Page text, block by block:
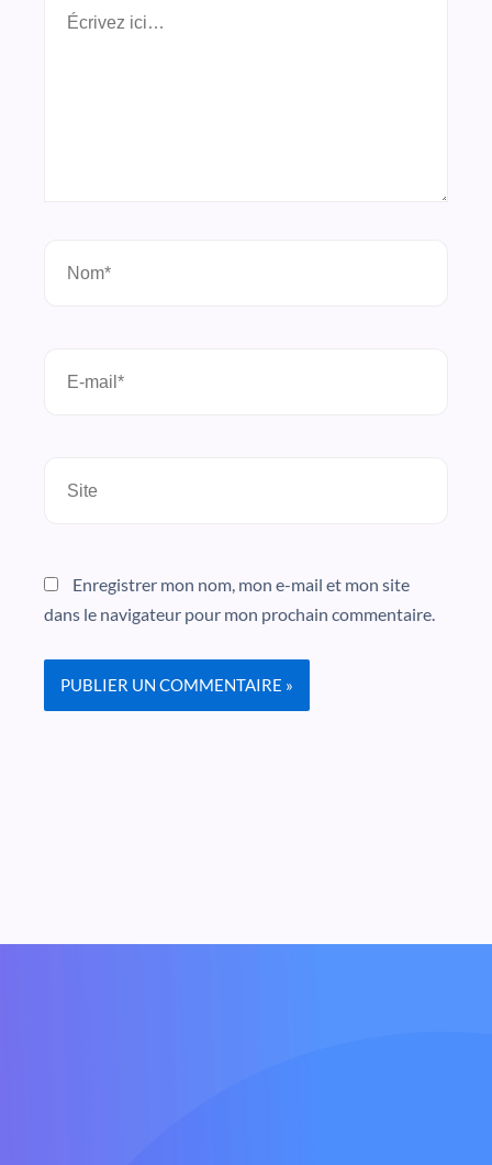
ici…
mail*
Enregistrer mon nom, mon e-mail et mon site
dans le navigateur pour mon prochain commentaire.